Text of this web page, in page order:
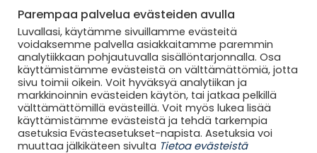
Seuraa meitä
© 2023 BBI Group Oy
Tietoa evästeistä
Parempaa palvelua evästeiden avulla
Luvallasi, käytämme sivuillamme evästeitä
voidaksemme palvella asiakkaitamme paremmin
analytiikkaan pohjautuvalla sisällöntarjonnalla. Osa
käyttämistämme evästeistä on välttämättömiä, jotta
sivu toimii oikein. Voit hyväksyä analytiikan ja
markkinoinnin evästeiden käytön, tai jatkaa pelkillä
välttämättömillä evästeillä. Voit myös lukea lisää
käyttämistämme evästeistä ja tehdä tarkempia
asetuksia Evästeasetukset-napista. Asetuksia voi
muuttaa jälkikäteen sivulta Tietoa evästeistä